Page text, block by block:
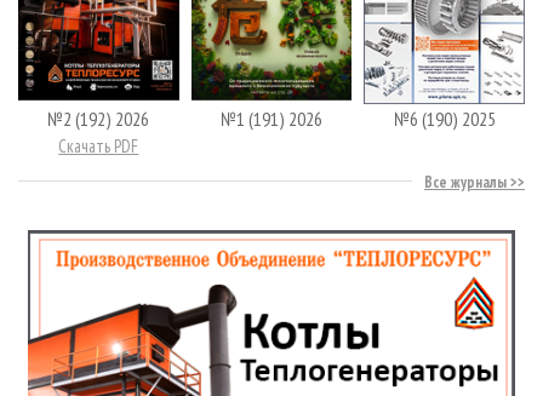
№2 (192) 2026
Скачать PDF
№1 (191) 2026 №6 (190) 2025
Все журналы